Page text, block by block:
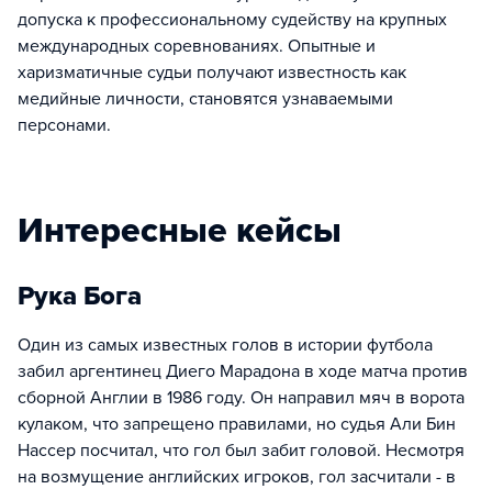
допуска к профессиональному судейству на крупных
международных соревнованиях. Опытные и
харизматичные судьи получают известность как
медийные личности, становятся узнаваемыми
персонами.
Интересные кейсы
Рука Бога
Один из самых известных голов в истории футбола
забил аргентинец Диего Марадона в ходе матча против
сборной Англии в 1986 году. Он направил мяч в ворота
кулаком, что запрещено правилами, но судья Али Бин
Нассер посчитал, что гол был забит головой. Несмотря
на возмущение английских игроков, гол засчитали - в